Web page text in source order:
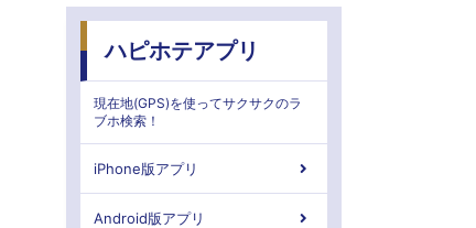
ハピホテアプリ
現在地(GPS)を使ってサクサクのラ
ブホ検索！
iPhone版アプリ
Android版アプリ